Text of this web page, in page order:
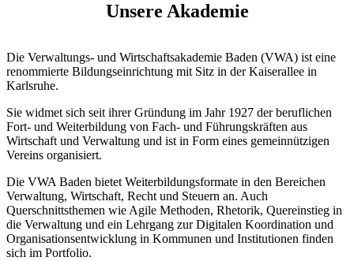
Unsere Akademie
Die Verwaltungs- und Wirtschaftsakademie Baden (VWA) ist eine
renommierte Bildungseinrichtung mit Sitz in der Kaiserallee in
Karlsruhe.
Sie widmet sich seit ihrer Gründung im Jahr 1927 der beruflichen
Fort- und Weiterbildung von Fach- und Führungskräften aus
Wirtschaft und Verwaltung und ist in Form eines gemeinnützigen
Vereins organisiert.
Die VWA Baden bietet Weiterbildungsformate in den Bereichen
Verwaltung, Wirtschaft, Recht und Steuern an. Auch
Querschnittsthemen wie Agile Methoden, Rhetorik, Quereinstieg in
die Verwaltung und ein Lehrgang zur Digitalen Koordination und
Organisationsentwicklung in Kommunen und Institutionen finden
sich im Portfolio.